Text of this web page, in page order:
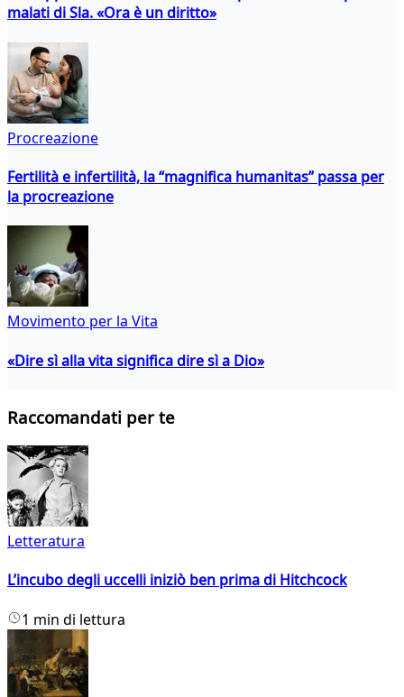
malati di Sla. «Ora è un diritto»
Procreazione
Fertilità e infertilità, la “magnifica humanitas” passa per
la procreazione
Movimento per la Vita
«Dire sì alla vita significa dire sì a Dio»
Raccomandati per te
Letteratura
L’incubo degli uccelli iniziò ben prima di Hitchcock
1 min di lettura